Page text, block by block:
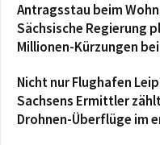
Antragsstau beim
Sächsische Regierung
Millionen-Kürzungen
Nicht nur Flughafen
Sachsens Ermittler
Drohnen-Überflüge im